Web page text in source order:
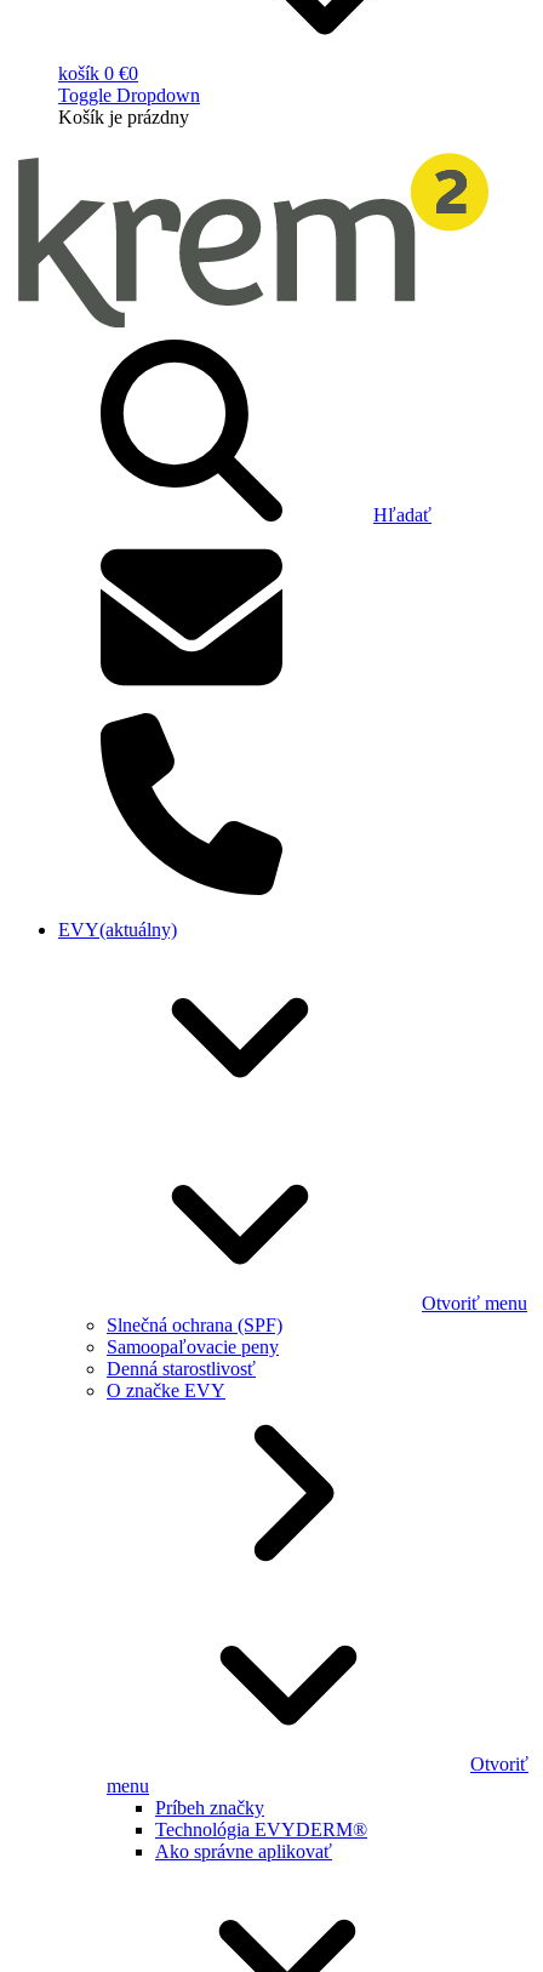
košík 0 €0
Toggle Dropdown
Košík je prázdny
Hľadať
EVY(aktuálny)
Otvoriť menu
Slnečná ochrana (SPF)
Samoopaľovacie peny
Denná starostlivosť
O značke EVY
Otvoriť
menu
Príbeh značky
Technológia EVYDERM®
Ako správne aplikovať